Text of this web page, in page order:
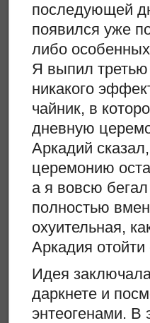
последующей
появился уже
либо
Я выпил
никакого
чайник, в
дневную
Аркадий
церемонию
а я вовсю
полностью
охуительная,
Аркадия
Идея
даркнете и
энтеогенами. В